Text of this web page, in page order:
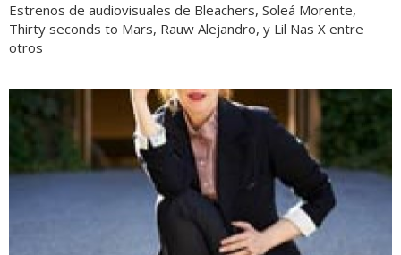
Estrenos de audiovisuales de Bleachers, Soleá Morente,
Thirty seconds to Mars, Rauw Alejandro, y Lil Nas X entre
otros